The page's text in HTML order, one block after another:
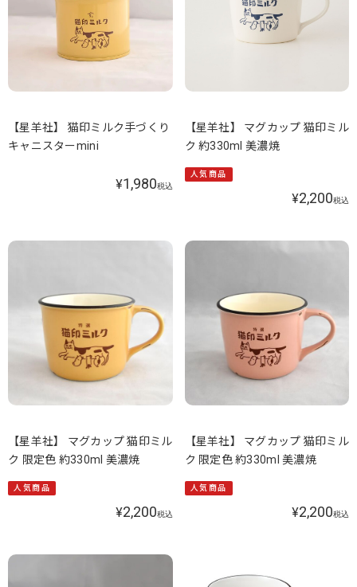
【星羊社】 猫印ミルク手づくり
キャニスターmini
¥1,980税込
【星羊社】 マグカップ 猫印ミル
ク 約330ml 美濃焼
人気商品
¥2,200税込
【星羊社】 マグカップ 猫印ミル
ク 限定色 約330ml 美濃焼
人気商品
¥2,200税込
【星羊社】 マグカップ 猫印ミル
ク 限定色 約330ml 美濃焼
人気商品
¥2,200税込